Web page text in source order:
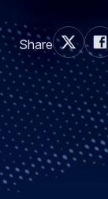
Share